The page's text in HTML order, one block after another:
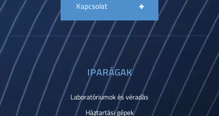
Kapcsolat
IPARÁGAK
Laboratóriumok és véradás
Háztartási gépek